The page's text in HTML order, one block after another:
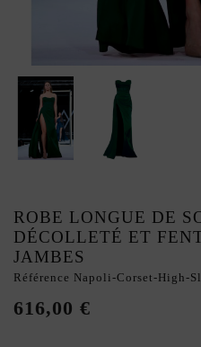
ROBE LONGUE DE
DÉCOLLETÉ ET
JAMBES
Référence Napoli-Corset-High-
616,00 €